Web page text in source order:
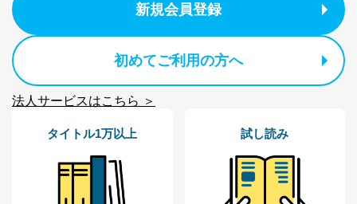
新規会員登録
初めてご利用の方へ
法人サービスはこちら ＞
タイトル1万以上 試し読み